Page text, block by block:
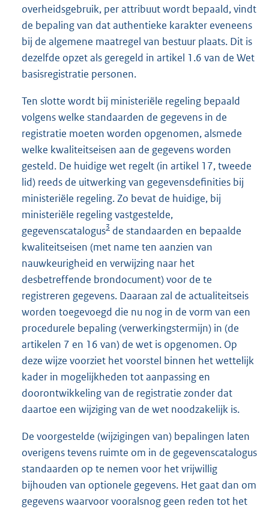
overheidsgebruik, per attribuut wordt bepaald, vindt
de bepaling van dat authentieke karakter eveneens
bij de algemene maatregel van bestuur plaats. Dit is
dezelfde opzet als geregeld in artikel 1.6 van de Wet
basisregistratie personen.
Ten slotte wordt bij ministeriële regeling bepaald
volgens welke standaarden de gegevens in de
registratie moeten worden opgenomen, alsmede
welke kwaliteitseisen aan de gegevens worden
gesteld. De huidige wet regelt (in artikel 17, tweede
lid) reeds de uitwerking van gegevensdefinities bij
ministeriële regeling. Zo bevat de huidige, bij
ministeriële regeling vastgestelde,
gegevenscatalogus3 de standaarden en bepaalde
kwaliteitseisen (met name ten aanzien van
nauwkeurigheid en verwijzing naar het
desbetreffende brondocument) voor de te
registreren gegevens. Daaraan zal de actualiteitseis
worden toegevoegd die nu nog in de vorm van een
procedurele bepaling (verwerkingstermijn) in (de
artikelen 7 en 16 van) de wet is opgenomen. Op
deze wijze voorziet het voorstel binnen het wettelijk
kader in mogelijkheden tot aanpassing en
doorontwikkeling van de registratie zonder dat
daartoe een wijziging van de wet noodzakelijk is.
De voorgestelde (wijzigingen van) bepalingen laten
overigens tevens ruimte om in de gegevenscatalogus
standaarden op te nemen voor het vrijwillig
bijhouden van optionele gegevens. Het gaat dan om
gegevens waarvoor vooralsnog geen reden tot het